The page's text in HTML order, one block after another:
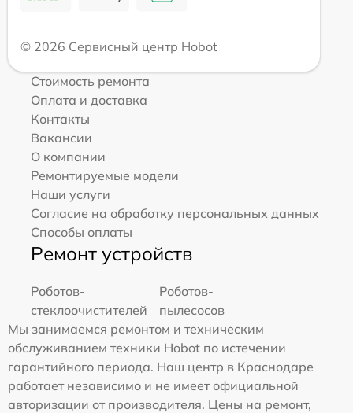
© 2026 Сервисный центр Hobot
Стоимость ремонта
Оплата и доставка
Контакты
Вакансии
О компании
Ремонтируемые модели
Наши услуги
Согласие на обработку персональных данных
Способы оплаты
Ремонт устройств
Роботов-
стеклоочистителей
Роботов-
пылесосов
Мы занимаемся ремонтом и техническим
обслуживанием техники Hobot по истечении
гарантийного периода. Наш центр в Краснодаре
работает независимо и не имеет официальной
авторизации от производителя. Цены на ремонт,